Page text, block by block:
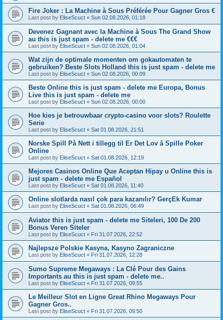
Fire Joker : La Machine à Sous Préférée Pour Gagner Gros €
Last post by EliseScuct « Sun 02.08.2026, 01:18
Devenez Gagnant avec la Machine à Sous The Grand Show
au this is just spam - delete me €€€
Last post by EliseScuct « Sun 02.08.2026, 01:04
Wat zijn de optimale momenten om gokautomaten te
gebruiken? Beste Slots Holland this is just spam - delete me
Last post by EliseScuct « Sun 02.08.2026, 00:09
Beste Online this is just spam - delete me Europa, Bonus
Live this is just spam - delete me
Last post by EliseScuct « Sun 02.08.2026, 00:00
Hoe kies je betrouwbaar crypto-casino voor slots? Roulette
Serie
Last post by EliseScuct « Sat 01.08.2026, 21:51
Norske Spill På Nett i tillegg til Er Det Lov å Spille Poker
Online
Last post by EliseScuct « Sat 01.08.2026, 12:19
Mejores Casinos Online Que Aceptan Hipay u Online this is
just spam - delete me Español
Last post by EliseScuct « Sat 01.08.2026, 11:40
Online slotlarda nasıl çok para kazanılır? GerçEk Kumar
Last post by EliseScuct « Sat 01.08.2026, 06:49
Aviator this is just spam - delete me Siteleri, 100 De 200
Bonus Veren Siteler
Last post by EliseScuct « Fri 31.07.2026, 22:52
Najlepsze Polskie Kasyna, Kasyno Zagraniczne
Last post by EliseScuct « Fri 31.07.2026, 12:28
Sumo Supreme Megaways : La Clé Pour des Gains
Importants au this is just spam - delete me..
Last post by EliseScuct « Fri 31.07.2026, 09:55
Le Meilleur Slot en Ligne Great Rhino Megaways Pour
Gagner Gros..
Last post by EliseScuct « Fri 31.07.2026, 09:50